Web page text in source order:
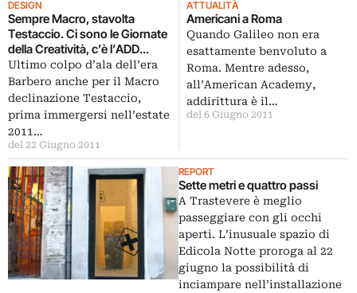
DESIGN
Sempre Macro, stavolta
Testaccio. Ci sono le Giornate
della Creatività, c’è l’ADD
Festival, ecco la preview
fotografica
Ultimo colpo d’ala dell’era
Barbero anche per il Macro
declinazione Testaccio,
prima immergersi nell’estate
2011…
del 22 Giugno 2011
ATTUALITÀ
Americani a Roma
Quando Galileo non era
esattamente benvoluto a
Roma. Mentre adesso,
all’American Academy,
addirittura è il…
del 6 Giugno 2011
REPORT
Sette metri e quattro passi
A Trastevere è meglio
passeggiare con gli occhi
aperti. L’inusuale spazio di
Edicola Notte proroga al 22
giugno la possibilità di
inciampare nell’installazione